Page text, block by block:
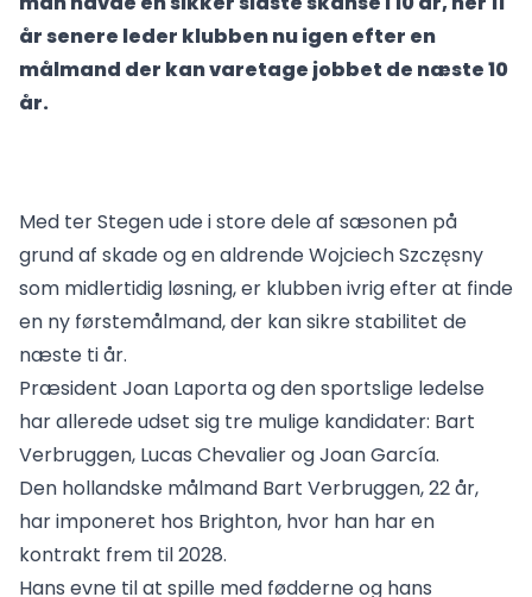
år senere leder klubben nu igen efter en
målmand der kan varetage jobbet de næste 10
år.
Med ter Stegen ude i store dele af sæsonen på
grund af skade og en aldrende Wojciech Szczęsny
som midlertidig løsning, er klubben ivrig efter at finde
en ny førstemålmand, der kan sikre stabilitet de
næste ti år.
Præsident Joan Laporta og den sportslige ledelse
har allerede udset sig tre mulige kandidater: Bart
Verbruggen, Lucas Chevalier og Joan García.
Den hollandske målmand Bart Verbruggen, 22 år,
har imponeret hos Brighton, hvor han har en
kontrakt frem til 2028.
Hans evne til at spille med fødderne og hans